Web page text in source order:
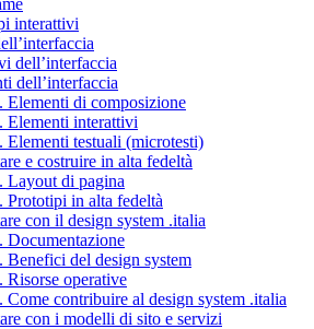
interattivi
dell’interfaccia
dell’interfaccia
Elementi di composizione
Elementi interattivi
Elementi testuali (microtesti)
e costruire in alta fedeltà
Layout di pagina
Prototipi in alta fedeltà
con il design system .italia
Documentazione
Benefici del design system
Risorse operative
Come contribuire al design system .italia
con i modelli di sito e servizi